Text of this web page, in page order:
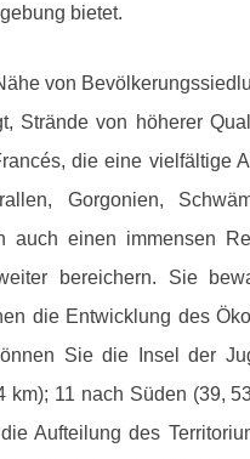
bietet.
von
Strände von höherer
die eine vielfältige
Gorgonien,
auch einen immensen
bereichern. Sie
die Entwicklung des
Sie die Insel der
11 nach Süden (39,
Aufteilung des